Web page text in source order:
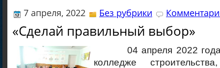
7 апреля, 2022 Без рубрики
«Сделай правильный выбор»
04 апреля 2022 года
колледже